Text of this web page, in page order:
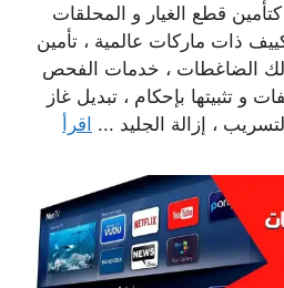
كتأمين قطع الغيار و المحلقات
ذات ماركات عالمية ، تأمين
الضاغطات ، خدمات الفحص
و تثبيتها بإحكام ، تبديل غاز
، إزالة الجليد ... اقرأ